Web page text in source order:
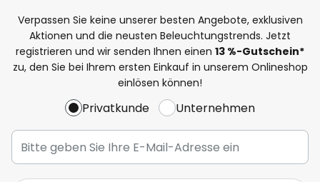
Verpassen Sie keine unserer besten Angebote, exklusiven
Aktionen und die neusten Beleuchtungstrends. Jetzt
registrieren und wir senden Ihnen einen 13 %-Gutschein*
zu, den Sie bei Ihrem ersten Einkauf in unserem Onlineshop
einlösen können!
Privatkunde Unternehmen